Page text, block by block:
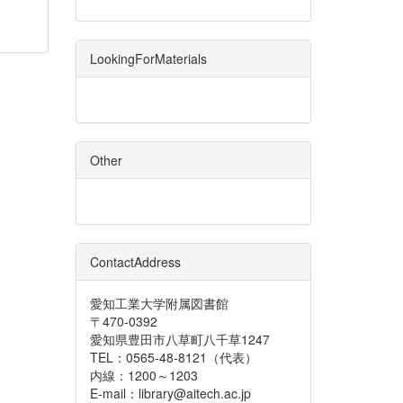
LookingForMaterials
Other
ContactAddress
愛知工業大学附属図書館
〒470-0392
愛知県豊田市八草町八千草1247
TEL：0565-48-8121（代表）
内線：1200～1203
E-mail：library@aitech.ac.jp